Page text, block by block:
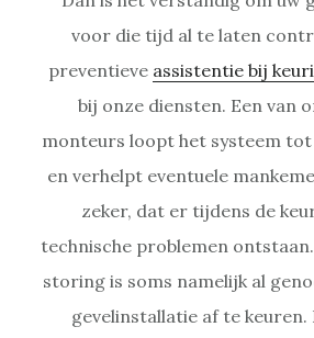
voor die tijd al te laten
preventieve assistentie bij
bij onze diensten. Een van
monteurs loopt het systeem
en verhelpt eventuele
zeker, dat er tijdens de
technische problemen
storing is soms namelijk al
gevelinstallatie af te keuren.